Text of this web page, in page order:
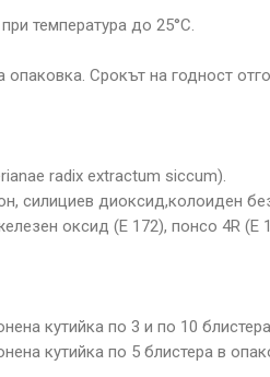
температура до 25°С.
Срокът на годност
radix extractum siccum).
силициев диоксид,колоиден
оксид (Е 172), понсо 4R (Е
кутийка по 3 и по 10
кутийка по 5 блистера в